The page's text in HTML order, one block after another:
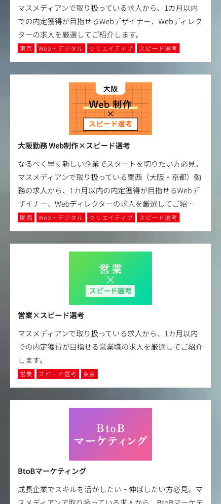
マスメディアンで取り扱っている求人から、1カ月以内
での内定獲得が目指せるWebデザイナー、Webディレク
ターの求人を厳選してご紹介します。
東京 Web・デジタル クリエイティブ スピード選考
大阪勤務 Web制作×スピード選考
なるべく早く新しい企業でスタートを切りたい方必見。
マスメディアンで取り扱っている関西（大阪・京都）勤
務の求人から、1カ月以内の内定獲得が目指せるWebデ
ザイナー、Webディレクターの求人を厳選してご紹…
関西 Web・デジタル クリエイティブ スピード選考
営業×スピード選考
マスメディアンで取り扱っている求人から、1カ月以内
での内定獲得が目指せる営業職の求人を厳選してご紹介
します。
営業 スピード選考 東京
BtoBマーケティング
成長企業でスキルを活かしたい・伸ばしたい方必見。マ